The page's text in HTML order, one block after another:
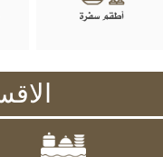
أطقم سفرة